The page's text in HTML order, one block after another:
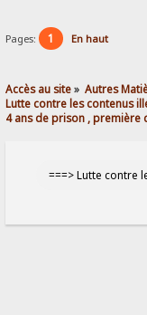
Pages: 1 En haut
Accès au site» Autres
Lutte contre les contenus
4 ans de prison , première